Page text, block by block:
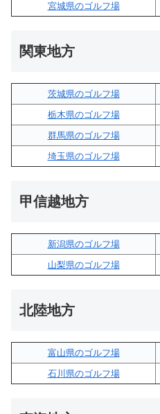
宮城県のゴルフ場
関東地方
茨城県のゴルフ場
栃木県のゴルフ場
群馬県のゴルフ場
埼玉県のゴルフ場
甲信越地方
新潟県のゴルフ場
山梨県のゴルフ場
北陸地方
富山県のゴルフ場
石川県のゴルフ場